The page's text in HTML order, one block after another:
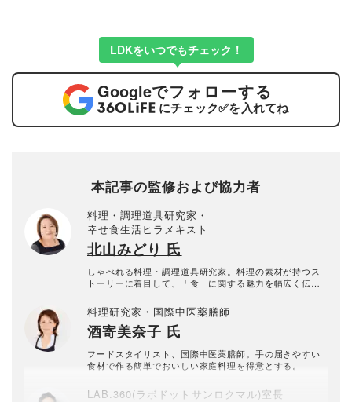
LDKをいつでもチェック！
Googleでフォローする
にチェック✅を入れてね
本記事の監修および協力者
料理・調理道具研究家・
幸せ食生活ヒラメキスト
北山みどり 氏
しゃべれる料理・調理道具研究家。料理の素材が持つス
トーリーに着目して、「食」に関する魅力を幅広く伝え
品に関する起業向けコンサルティングなど多方面で活躍
中。食生活ヒラメキスト。出演番組「おもいっきりテレ
ビ」「有吉ゼミ」（ともに日本テレビ）、「雑学王」
（テレビ朝日）、「ちちんぷいぷい」（毎日放送）、
「朝生ワイド す・またん！」（読売テレビ）。
料理研究家・国際中医薬膳師
酒寄美奈子 氏
フードスタイリスト、国際中医薬膳師。手の届きやすい
食材で作る簡単でおいしい家庭料理を得意とする。
LAB.360(ラボドットサンロクマル)室長